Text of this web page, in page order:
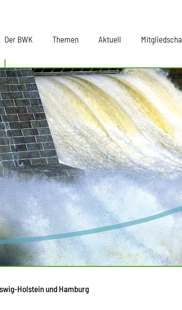
Der BWK Themen Aktuell
Holstein und Hamburg